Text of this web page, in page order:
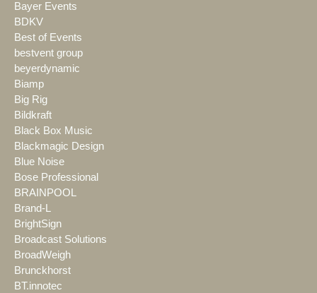
Bayer Events
BDKV
Best of Events
bestvent group
beyerdynamic
Biamp
Big Rig
Bildkraft
Black Box Music
Blackmagic Design
Blue Noise
Bose Professional
BRAINPOOL
Brand-L
BrightSign
Broadcast Solutions
BroadWeigh
Brunckhorst
BT.innotec